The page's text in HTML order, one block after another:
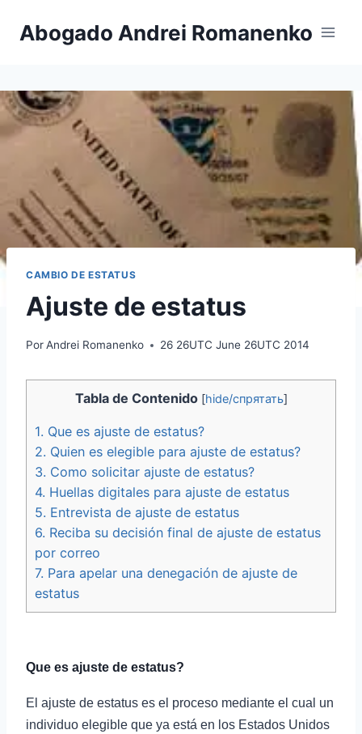
Abogado Andrei Romanenko
CAMBIO DE ESTATUS
Ajuste de estatus
PorAndrei Romanenko 26 26UTC June 26UTC 2014
Tabla de Contenido [hide/спрятать]
1. Que es ajuste de estatus?
2. Quien es elegible para ajuste de estatus?
3. Como solicitar ajuste de estatus?
4. Huellas digitales para ajuste de estatus
5. Entrevista de ajuste de estatus
6. Reciba su decisión final de ajuste de estatus
por correo
7. Para apelar una denegación de ajuste de
estatus
Que es ajuste de estatus?
El ajuste de estatus es el proceso mediante el cual un
individuo elegible que ya está en los Estados Unidos